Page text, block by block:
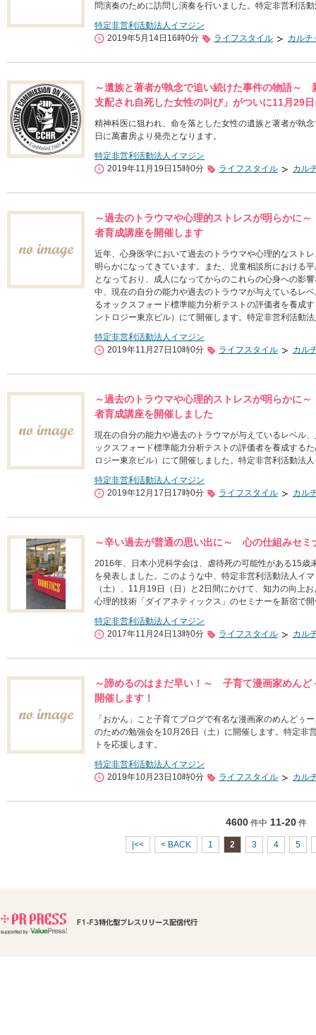
問演奏のために訪問し演奏を行いました。特定非営利活
特定非営利活動法人イマジン
2019年5月14日16時0分
ライフスタイル カルチ
～遺族と著者が執念で追い続けた事件の物語～
支配され自死した女性の叫び」がついに11月29
精神科医に狙われ、命を落とした女性の遺族と著者が執
日に萬書房より発売となります。
特定非営利活動法人イマジン
2019年11月19日15時0分
ライフスタイル カル
～過去のトラウマや心理的ストレスが明らかに
者育成講座を開催します
近年、心身医学において過去のトラウマや心理的なスト
明らかになってきています。また、児童相談所における
となっており、成人になってからのこれらの心身への
中、現在の自分の能力や過去のトラウマが与えているレ
るオックスフォード標準能力分析テストの評価者を養成
ントロジー東京ビル）にて開催します。特定非営利活動
特定非営利活動法人イマジン
2019年11月27日10時0分
ライフスタイル カル
～過去のトラウマや心理的ストレスが明らかに
者育成講座を開催しました
現在の自分の能力や過去のトラウマが与えているレベル
ックスフォード標準能力分析テストの評価者を養成する
ロジー東京ビル）にて開催しました。特定非営利活動法
特定非営利活動法人イマジン
2019年12月17日17時0分
ライフスタイル カル
～辛い過去が普通の思い出に～ 心の仕組みセミ
2016年、日本小児科学会は、虐待死の可能性がある15
を発表しました。このような中、特定非営利活動法人イ
（土）、11月19日（日）と2日間にかけて、知力の向上
心理的技術「ダイアネティックス」のセミナーを新宿で
特定非営利活動法人イマジン
2017年11月24日13時0分
ライフスタイル カル
～諦めるのはまだ早い！～ 子育て漫画家めん
開催します！
「おかん」こと子育てブログで有名な漫画家のめんどぅ
のための勉強会を10月26日（土）に開催します。特定非
トを応援します。
特定非営利活動法人イマジン
2019年10月23日10時0分
ライフスタイル カル
4600件中 11-20件
|<< < BACK 1 2 3 4 5